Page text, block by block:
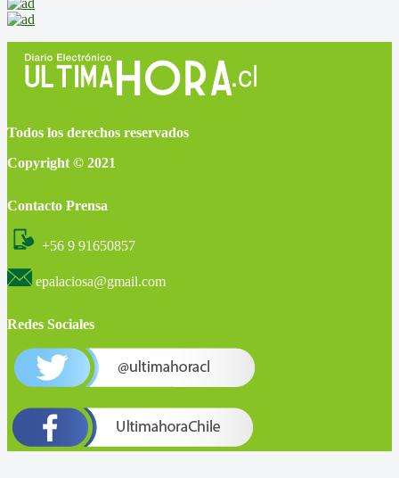
Todos los derechos reservados
Copyright © 2021
Contacto Prensa
+56 9 91650857
epalaciosa@gmail.com
Redes Sociales